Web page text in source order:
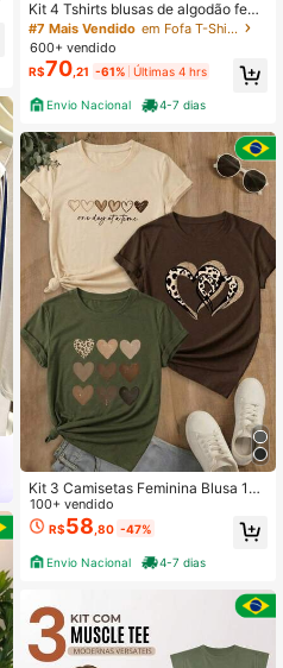
Kit 4 Tshirts blusas de algodão femi
ninas baby look camiseta roupa fe
mininas
#7 Mais Vendido
em Fofa T-Shirts Mulher
600+ vendido
R$70 ,21 -61% Últimas 4 hrs
Envio Nacional 4-7 dias
Kit 3 Camisetas Feminina Blusa 10
0% algodao Primavera novidade 20
25 estampa Carnaval
100+ vendido
R$58 ,80 -47%
Envio Nacional 4-7 dias